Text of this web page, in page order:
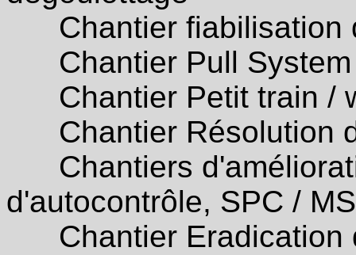
Chantier fiabilisation
Chantier Pull System
Chantier Petit train /
Chantier Résolution
Chantiers
d'autocontrôle, SPC /
Chantier Eradication